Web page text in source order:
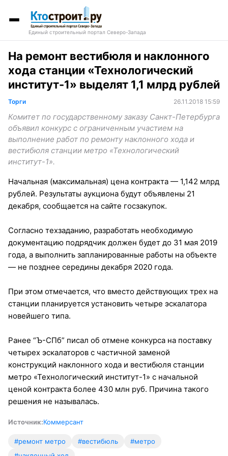
Единый строительный портал Северо-Запада
На ремонт вестибюля и наклонного
хода станции «Технологический
институт-1» выделят 1,1 млрд рублей
Торги 26.11.2018 15:59
Комитет по государственному заказу Санкт-Петербурга
объявил конкурс с ограниченным участием на
выполнение работ по ремонту наклонного хода и
вестибюля станции метро «Технологический
институт-1».
Начальная (максимальная) цена контракта — 1,142 млрд
рублей. Результаты аукциона будут объявлены 21
декабря, сообщается на сайте госзакупок.
Согласно техзаданию, разработать необходимую
документацию подрядчик должен будет до 31 мая 2019
года, а выполнить запланированные работы на объекте
— не позднее середины декабря 2020 года.
При этом отмечается, что вместо действующих трех на
станции планируется установить четыре эскалатора
новейшего типа.
Ранее “Ъ-СПб” писал об отмене конкурса на поставку
четырех эскалаторов с частичной заменой
конструкций наклонного хода и вестибюля станции
метро «Технологический институт-1» с начальной
ценой контракта более 430 млн руб. Причина такого
решения не называлась.
Источник:Коммерсант
#ремонт метро #вестибюль
#метро